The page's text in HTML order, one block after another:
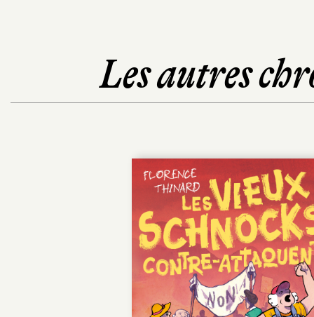
Les autres